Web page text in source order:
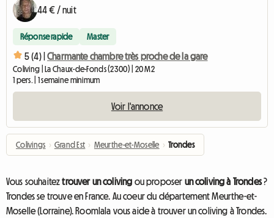
44 € / nuit
Réponse rapide Master
5 (4) | Charmante chambre très proche de la gare
Coliving | La Chaux-de-Fonds (2300) | 20 M2
1 pers. | 1 semaine minimum
Voir l'annonce
Colivings › Grand Est › Meurthe-et-Moselle › Trondes
Vous souhaiteztrouver un coliving ou proposer un coliving à Trondes?
Trondes se trouve en France. Au coeur du département Meurthe-et-
Moselle (Lorraine). Roomlala vous aide à trouver un coliving à Trondes.